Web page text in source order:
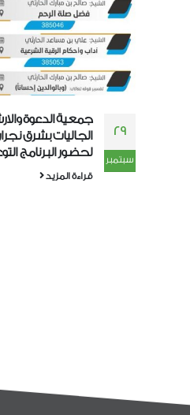
14
ديسمبر
دورة علمية
نجران
نفذ المكتب التعاوني
وتوعية الجاليات